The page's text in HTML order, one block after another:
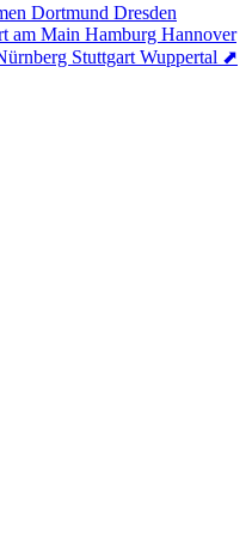
Dortmund Dresden
am Main Hamburg Hannover
Stuttgart Wuppertal ⬈